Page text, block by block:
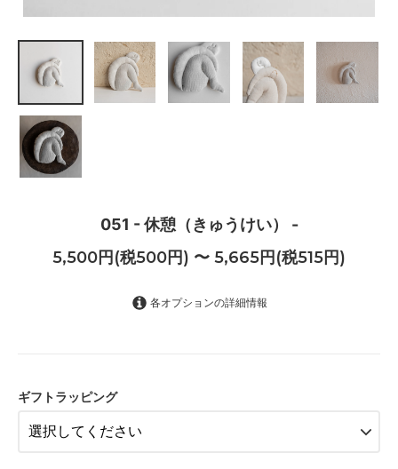
051 - 休憩（きゅうけい） -
5,500円(税500円) 〜 5,665円(税515円)
各オプションの詳細情報
ギフトラッピング